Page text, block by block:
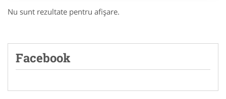
Nu sunt rezultate pentru afişare.
Facebook